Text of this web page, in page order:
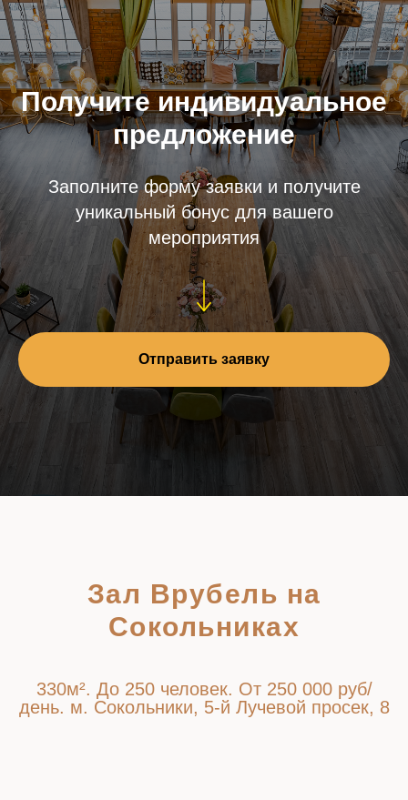
Получите индивидуальное
предложение
Заполните форму заявки и получите
уникальный бонус для вашего
мероприятия
Отправить заявку
Зал Врубель на
Сокольниках
330м². До 250 человек. От 250 000 руб/
день. м. Сокольники, 5-й Лучевой просек, 8